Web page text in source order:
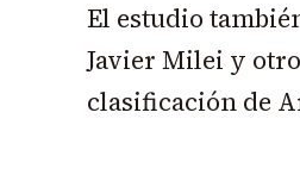
El estudio
Javier Milei y
clasificación de